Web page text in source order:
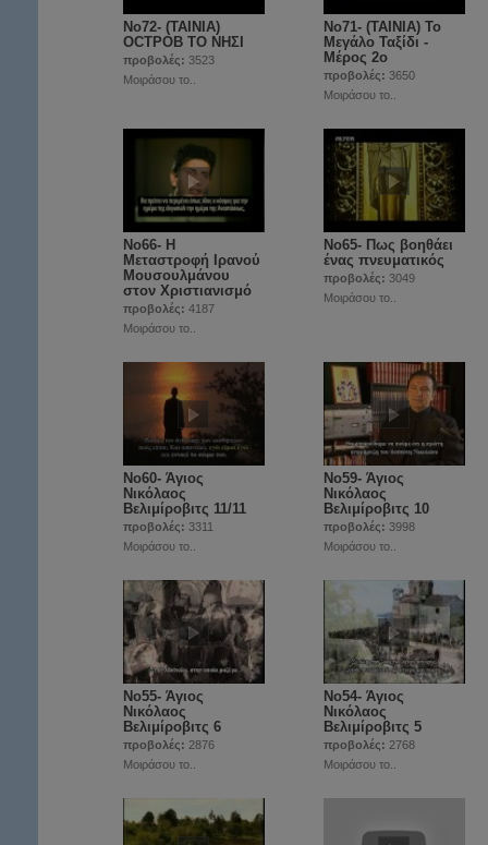
Νο72- (ΤΑΙΝΙΑ)
OCTPOB ΤΟ ΝΗΣΙ
προβολές: 3523
Μοιράσου το..
Νο71- (ΤΑΙΝΙΑ) Το
Μεγάλο Ταξίδι -
Μέρος 2ο
προβολές: 3650
Μοιράσου το..
Νο66- Η
Μεταστροφή Ιρανού
Μουσουλμάνου
στον Χριστιανισμό
προβολές: 4187
Μοιράσου το..
Νο65- Πως βοηθάει
ένας πνευματικός
προβολές: 3049
Μοιράσου το..
Νο60- Άγιος
Νικόλαος
Βελιμίροβιτς 11/11
προβολές: 3311
Μοιράσου το..
Νο59- Άγιος
Νικόλαος
Βελιμίροβιτς 10
προβολές: 3998
Μοιράσου το..
Νο55- Άγιος
Νικόλαος
Βελιμίροβιτς 6
προβολές: 2876
Μοιράσου το..
Νο54- Άγιος
Νικόλαος
Βελιμίροβιτς 5
προβολές: 2768
Μοιράσου το..